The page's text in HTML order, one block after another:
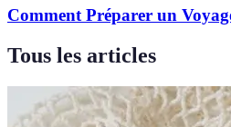
Comment Préparer un
Tous les articles